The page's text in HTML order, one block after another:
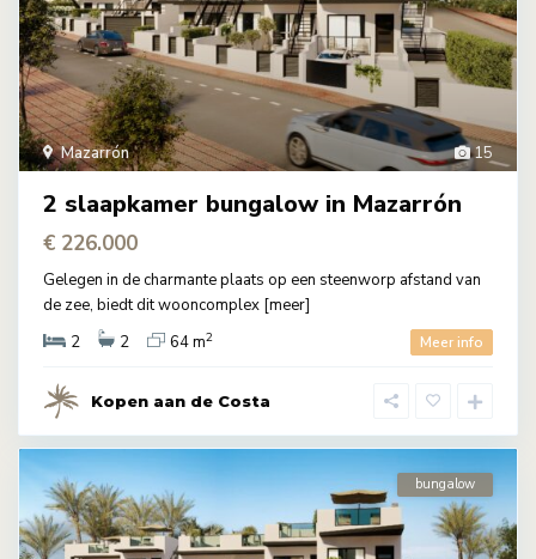
15
Mazarrón
2 slaapkamer bungalow in Mazarrón
€ 226.000
Gelegen in de charmante plaats op een steenworp afstand van
de zee, biedt dit wooncomplex [meer]
2
2 64 m2 Meer info
Kopen aan de Costa
bungalow